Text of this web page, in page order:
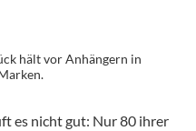
hält vor Anhängern in
es nicht gut: Nur 80 ihrer